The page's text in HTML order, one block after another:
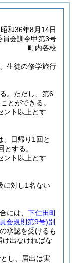
昭和36年8月14日
員会訓令甲第3号
町内各校
生徒の修学旅行
。 ただし、第6
とができる。
ント以上とす
、日帰り1回と
する。
ント以上とす
に対し1名ない
には、 下仁田町
会規則第9号)別
承認を受けるも
け出なければな
し、届出は実